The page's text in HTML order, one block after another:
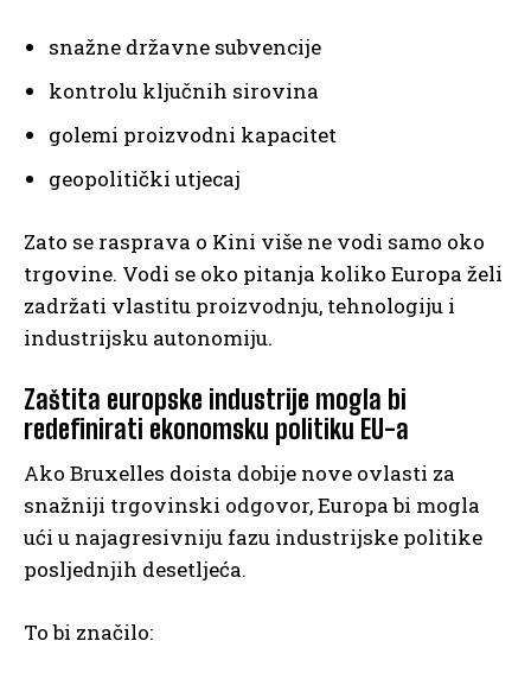
snažne državne subvencije
kontrolu ključnih sirovina
golemi proizvodni kapacitet
geopolitički utjecaj
Zato se rasprava o Kini više ne vodi samo oko
trgovine. Vodi se oko pitanja koliko Europa želi
zadržati vlastitu proizvodnju, tehnologiju i
industrijsku autonomiju.
Zaštita europske industrije mogla bi
redefinirati ekonomsku politiku EU-a
Ako Bruxelles doista dobije nove ovlasti za
snažniji trgovinski odgovor, Europa bi mogla
ući u najagresivniju fazu industrijske politike
posljednjih desetljeća.
To bi značilo: